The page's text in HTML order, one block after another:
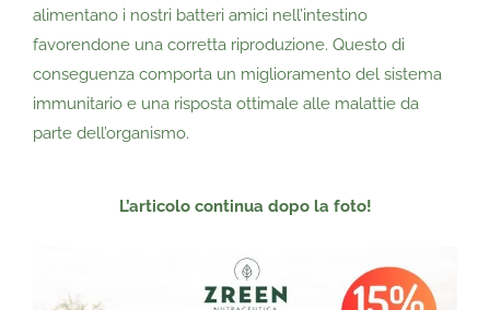
alimentano i nostri batteri amici nell’intestino
favorendone una corretta riproduzione. Questo di
conseguenza comporta un miglioramento del sistema
immunitario e una risposta ottimale alle malattie da
parte dell’organismo.
L’articolo continua dopo la foto!